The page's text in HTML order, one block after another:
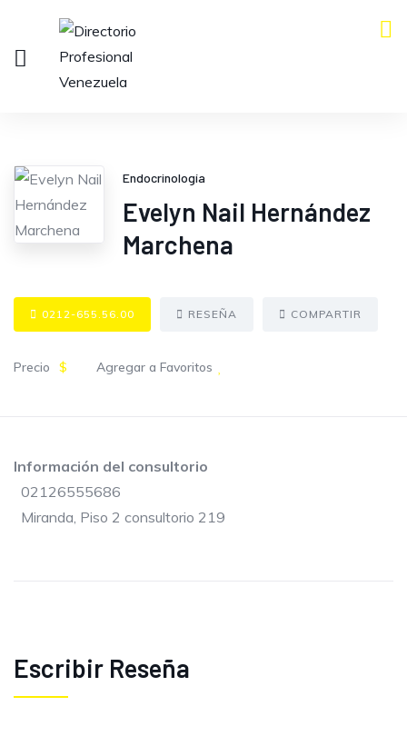
Endocrinología
Evelyn Nail Hernández
Marchena
0212-655.56.00 RESEÑA COMPARTIR
Precio $ Agregar a Favoritos
Información del consultorio
02126555686
Miranda, Piso 2 consultorio 219
Escribir Reseña